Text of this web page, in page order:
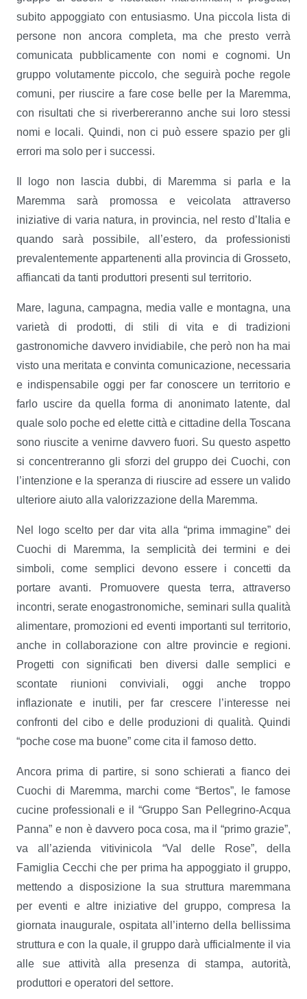
subito appoggiato con entusiasmo. Una piccola lista di
persone non ancora completa, ma che presto verrà
comunicata pubblicamente con nomi e cognomi. Un
gruppo volutamente piccolo, che seguirà poche regole
comuni, per riuscire a fare cose belle per la Maremma,
con risultati che si riverbereranno anche sui loro stessi
nomi e locali. Quindi, non ci può essere spazio per gli
errori ma solo per i successi.
Il logo non lascia dubbi, di Maremma si parla e la
Maremma sarà promossa e veicolata attraverso
iniziative di varia natura, in provincia, nel resto d’Italia e
quando sarà possibile, all’estero, da professionisti
prevalentemente appartenenti alla provincia di Grosseto,
affiancati da tanti produttori presenti sul territorio.
Mare, laguna, campagna, media valle e montagna, una
varietà di prodotti, di stili di vita e di tradizioni
gastronomiche davvero invidiabile, che però non ha mai
visto una meritata e convinta comunicazione, necessaria
e indispensabile oggi per far conoscere un territorio e
farlo uscire da quella forma di anonimato latente, dal
quale solo poche ed elette città e cittadine della Toscana
sono riuscite a venirne davvero fuori. Su questo aspetto
si concentreranno gli sforzi del gruppo dei Cuochi, con
l’intenzione e la speranza di riuscire ad essere un valido
ulteriore aiuto alla valorizzazione della Maremma.
Nel logo scelto per dar vita alla “prima immagine” dei
Cuochi di Maremma, la semplicità dei termini e dei
simboli, come semplici devono essere i concetti da
portare avanti. Promuovere questa terra, attraverso
incontri, serate enogastronomiche, seminari sulla qualità
alimentare, promozioni ed eventi importanti sul territorio,
anche in collaborazione con altre provincie e regioni.
Progetti con significati ben diversi dalle semplici e
scontate riunioni conviviali, oggi anche troppo
inflazionate e inutili, per far crescere l’interesse nei
confronti del cibo e delle produzioni di qualità. Quindi
“poche cose ma buone” come cita il famoso detto.
Ancora prima di partire, si sono schierati a fianco dei
Cuochi di Maremma, marchi come “Bertos”, le famose
cucine professionali e il “Gruppo San Pellegrino-Acqua
Panna” e non è davvero poca cosa, ma il “primo grazie”,
va all’azienda vitivinicola “Val delle Rose”, della
Famiglia Cecchi che per prima ha appoggiato il gruppo,
mettendo a disposizione la sua struttura maremmana
per eventi e altre iniziative del gruppo, compresa la
giornata inaugurale, ospitata all’interno della bellissima
struttura e con la quale, il gruppo darà ufficialmente il via
alle sue attività alla presenza di stampa, autorità,
produttori e operatori del settore.